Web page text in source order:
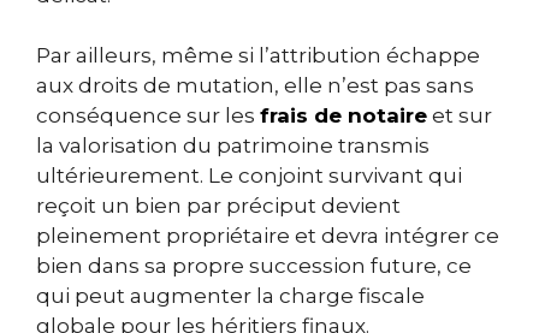
Par ailleurs, même si l’attribution échappe
aux droits de mutation, elle n’est pas sans
conséquence sur les frais de notaire et sur
la valorisation du patrimoine transmis
ultérieurement. Le conjoint survivant qui
reçoit un bien par préciput devient
pleinement propriétaire et devra intégrer ce
bien dans sa propre succession future, ce
qui peut augmenter la charge fiscale
globale pour les héritiers finaux.